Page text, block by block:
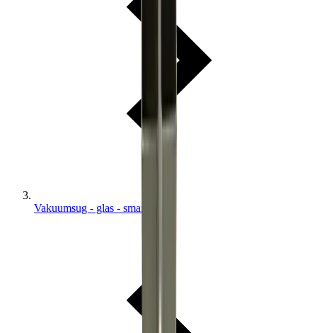
Vakuumsug - glas - smartlift